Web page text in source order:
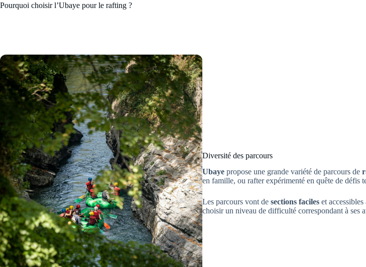
Pourquoi choisir l’Ubaye pour le rafting ?
Diversité des parcours
Ubaye propose une grande variété de parcours de
en famille, ou rafter expérimenté en quête de défis
Les parcours vont desections faciles et
choisir un niveau de difficulté correspondant à ses